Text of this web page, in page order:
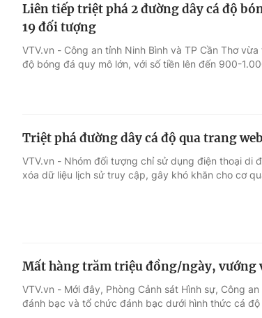
Liên tiếp triệt phá 2 đường dây cá độ
19 đối tượng
VTV.vn - Công an tỉnh Ninh Bình và TP Cần Thơ
độ bóng đá quy mô lớn, với số tiền lên đến 900-
Triệt phá đường dây cá độ qua trang
VTV.vn - Nhóm đối tượng chỉ sử dụng điện thoại di
xóa dữ liệu lịch sử truy cập, gây khó khăn cho cơ
Mất hàng trăm triệu đồng/ngày, vướng
VTV.vn - Mới đây, Phòng Cảnh sát Hình sự, Công
đánh bạc và tổ chức đánh bạc dưới hình thức cá